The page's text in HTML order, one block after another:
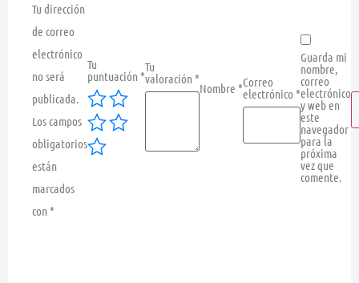
Tu dirección
de correo
electrónico
no será
publicada.
Los campos
obligatorios
están
marcados
con *
Tu
puntuación *
Tu
valoración *
Nombre *Correo
electrónico *
Guarda mi
nombre,
correo
electrónico
y web en
este
navegador
para la
próxima
vez que
comente.